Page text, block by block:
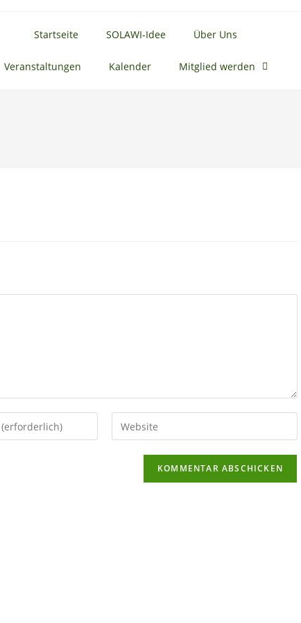
Startseite SOLAWI-Idee Über Uns
Veranstaltungen Kalender Mitglied werden